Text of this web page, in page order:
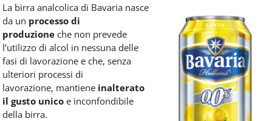
La birra analcolica di Bavaria nasce
da un processo di
produzione che non prevede
l’utilizzo di alcol in nessuna delle
fasi di lavorazione e che, senza
ulteriori processi di
lavorazione, mantiene inalterato
il gusto unico e inconfondibile
della birra.